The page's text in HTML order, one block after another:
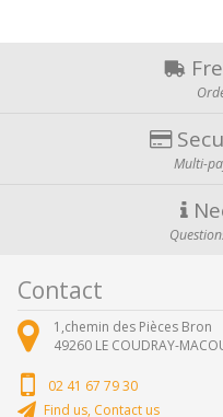
Multi-
Contact
1,chemin des Pièces Bron
49260 LE COUDRAY-
02 41 67 79 30
Find us, Contact us